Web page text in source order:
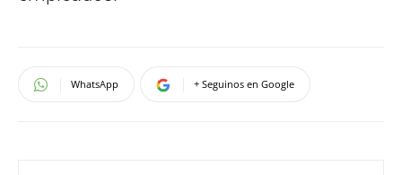
WhatsApp + Seguinos en Google